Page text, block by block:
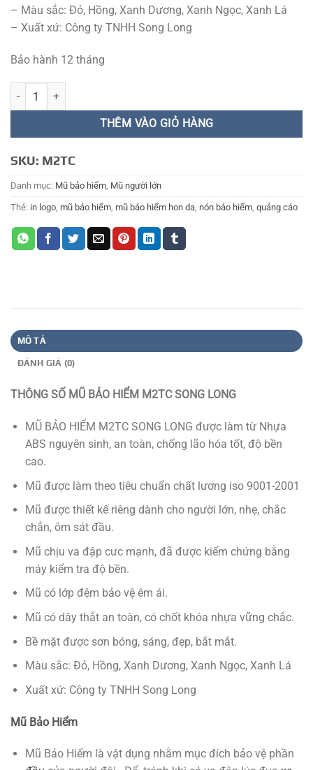
– Màu sắc: Đỏ, Hồng, Xanh Dương, Xanh Ngọc, Xanh Lá
– Xuất xứ: Công ty TNHH Song Long
Bảo hành 12 tháng
MŨ BẢO HIỂM M2TC SONG LONG số lượng
THÊM VÀO GIỎ HÀNG
SKU: M2TC
Danh mục: Mũ bảo hiểm, Mũ người lớn
Thẻ: in logo, mũ bảo hiểm, mũ bảo hiểm hon da, nón bảo hiểm, quảng cáo
MÔ TẢ
ĐÁNH GIÁ (0)
THÔNG SỐ MŨ BẢO HIỂM M2TC SONG LONG
MŨ BẢO HIỂM M2TC SONG LONG được làm từ Nhựa
ABS nguyên sinh, an toàn, chống lão hóa tốt, độ bền
cao.
Mũ được làm theo tiêu chuẩn chất lương iso 9001-2001
Mũ được thiết kế riêng dành cho người lớn, nhẹ, chắc
chắn, ôm sát đầu.
Mũ chịu va đập cưc mạnh, đã được kiểm chứng bằng
máy kiểm tra độ bền.
Mũ có lớp đệm bảo vệ êm ái.
Mũ có dây thắt an toàn, có chốt khóa nhựa vững chắc.
Bề mặt được sơn bóng, sáng, đẹp, bắt mắt.
Màu sắc: Đỏ, Hồng, Xanh Dương, Xanh Ngọc, Xanh Lá
Xuất xứ: Công ty TNHH Song Long
Mũ Bảo Hiểm
Mũ Bảo Hiểm là vật dụng nhằm mục đích bảo vệ phần